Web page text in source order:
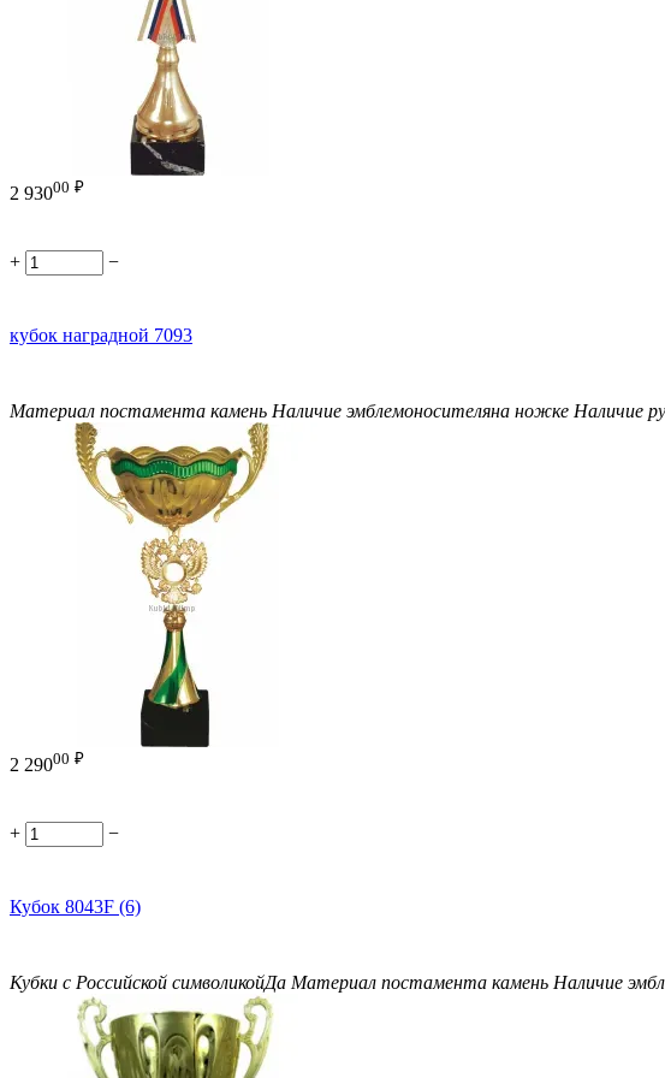
2 93000 ₽
+ −
кубок наградной 7093
Материал постамента камень Наличие эмблемоносителяна ножке Наличие
2 29000 ₽
+ −
Кубок 8043F (6)
Кубки с Российской символикойДа Материал постамента камень Наличие